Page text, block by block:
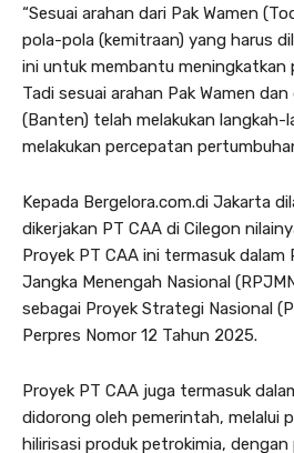
“Sesuai arahan dari Pak Wamen
pola-pola (kemitraan) yang harus
ini untuk membantu meningkatkan
Tadi sesuai arahan Pak Wamen
(Banten) telah melakukan langkah-
melakukan percepatan
Kepada Bergelora.com.di Jakarta
dikerjakan PT CAA di Cilegon
Proyek PT CAA ini termasuk dalam
Jangka Menengah Nasional
sebagai Proyek Strategi Nasional
Perpres Nomor 12 Tahun 2025.
Proyek PT CAA juga termasuk
didorong oleh pemerintah, melalui
hilirisasi produk petrokimia,